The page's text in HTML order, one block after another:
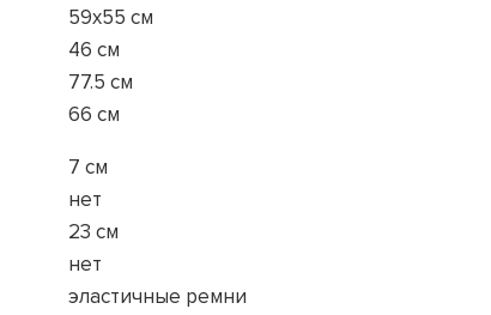
59x55 см
46 см
77.5 см
66 см
7 см
нет
23 см
нет
эластичные ремни